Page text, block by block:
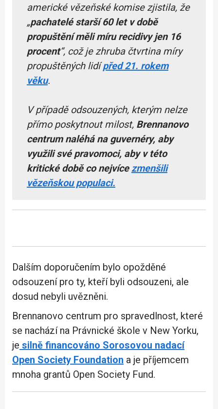
americké vězeňské komise zjistila, že
„pachatelé starší 60 let v době
propuštění měli míru recidivy jen 16
procent“, což je zhruba čtvrtina míry
propuštěných lidípřed 21. rokem
věku.
V případě odsouzených, kterým nelze
přímo poskytnout milost, Brennanovo
centrum naléhá na guvernéry, aby
využili své pravomoci, aby v této
kritické době co nejvíce zmenšili
vězeňskou populaci.
Dalším doporučením bylo opožděné
odsouzení pro ty, kteří byli odsouzeni, ale
dosud nebyli uvězněni.
Brennanovo centrum pro spravedlnost, které
se nachází na Právnické škole v New Yorku,
je silně financováno Sorosovou nadací
Open Society Foundation a je příjemcem
mnoha grantů Open Society Fund.